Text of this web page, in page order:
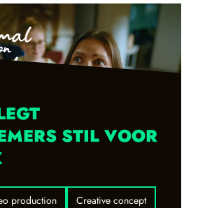
STIL VOOR
production
Creative concept